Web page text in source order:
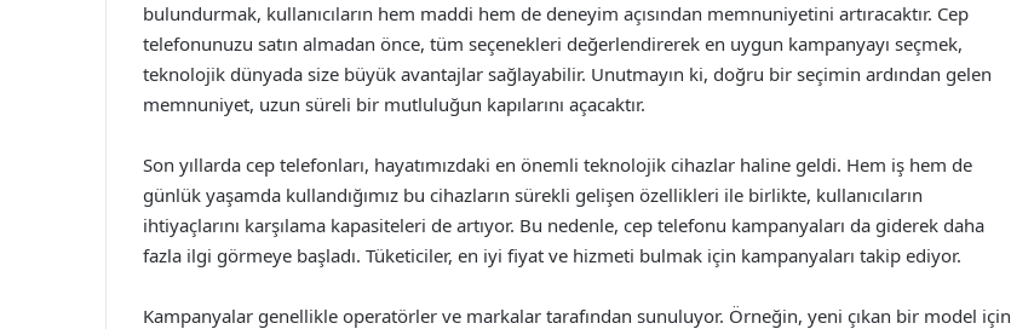
bulundurmak, kullanıcıların hem maddi hem de deneyim açısından memnuniyetini artıracaktır. Cep
telefonunuzu satın almadan önce, tüm seçenekleri değerlendirerek en uygun kampanyayı seçmek,
teknolojik dünyada size büyük avantajlar sağlayabilir. Unutmayın ki, doğru bir seçimin ardından gelen
memnuniyet, uzun süreli bir mutluluğun kapılarını açacaktır.
Son yıllarda cep telefonları, hayatımızdaki en önemli teknolojik cihazlar haline geldi. Hem iş hem de
günlük yaşamda kullandığımız bu cihazların sürekli gelişen özellikleri ile birlikte, kullanıcıların
ihtiyaçlarını karşılama kapasiteleri de artıyor. Bu nedenle, cep telefonu kampanyaları da giderek daha
fazla ilgi görmeye başladı. Tüketiciler, en iyi fiyat ve hizmeti bulmak için kampanyaları takip ediyor.
Kampanyalar genellikle operatörler ve markalar tarafından sunuluyor. Örneğin, yeni çıkan bir model için